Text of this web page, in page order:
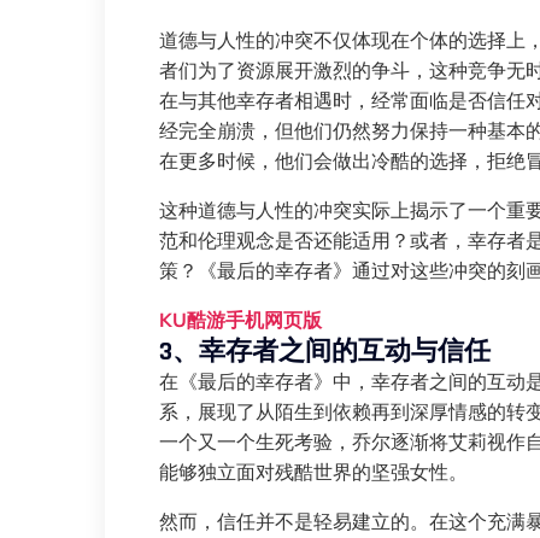
道德与人性的冲突不仅体现在个体的选择上
者们为了资源展开激烈的争斗，这种竞争无
在与其他幸存者相遇时，经常面临是否信任
经完全崩溃，但他们仍然努力保持一种基本
在更多时候，他们会做出冷酷的选择，拒绝
这种道德与人性的冲突实际上揭示了一个重
范和伦理观念是否还能适用？或者，幸存者
策？《最后的幸存者》通过对这些冲突的刻
KU酷游手机网页版
3、幸存者之间的互动与信任
在《最后的幸存者》中，幸存者之间的互动
系，展现了从陌生到依赖再到深厚情感的转
一个又一个生死考验，乔尔逐渐将艾莉视作
能够独立面对残酷世界的坚强女性。
然而，信任并不是轻易建立的。在这个充满